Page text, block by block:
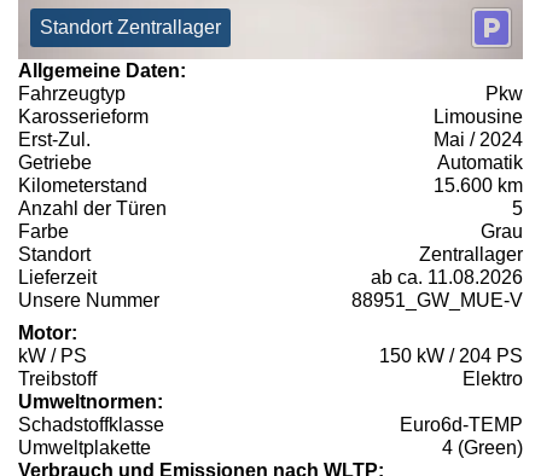
Standort Zentrallager
Allgemeine Daten:
Fahrzeugtyp
Pkw
Karosserieform
Limousine
Erst-Zul.
Mai / 2024
Getriebe
Automatik
Kilometerstand
15.600 km
Anzahl der Türen
5
Farbe
Grau
Standort
Zentrallager
Lieferzeit
ab ca. 11.08.2026
Unsere Nummer
88951_GW_MUE-V
Motor:
kW / PS
150 kW / 204 PS
Treibstoff
Elektro
Umweltnormen:
Schadstoffklasse
Euro6d-TEMP
Umweltplakette
4 (Green)
Verbrauch und Emissionen nach WLTP: